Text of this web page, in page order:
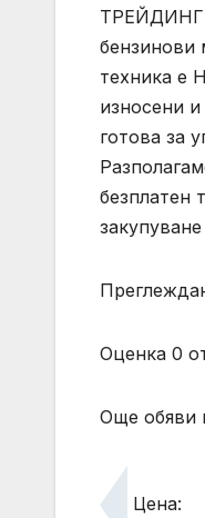
ТРЕЙДИНГ
бензинови
техника
износени
готова за
безплатен
Оценка 0
Още обяви
Цена: